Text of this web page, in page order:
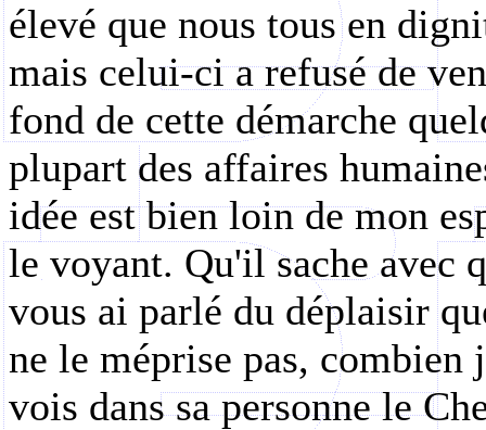
élevé que nous tous en
mais celui-ci a refusé de
fond de cette démarche
plupart des affaires
idée est bien loin de mon
le voyant. Qu'il sache avec
vous ai parlé du déplaisir
ne le méprise pas,
vois dans sa personne le